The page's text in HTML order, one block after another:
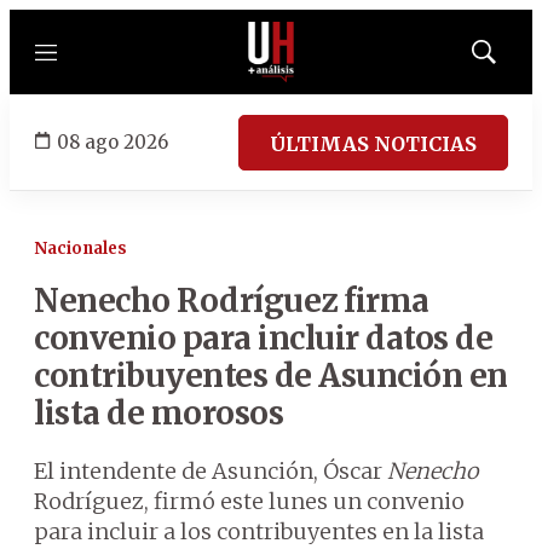
Menú
Mostrar
08 ago 2026 ÚLTIMAS NOTICIAS
Nacionales
Nenecho Rodríguez firma
convenio para incluir datos de
contribuyentes de Asunción en
lista de morosos
El intendente de Asunción, ÓscarNenecho
Rodríguez, firmó este lunes un convenio
para incluir a los contribuyentes en la lista